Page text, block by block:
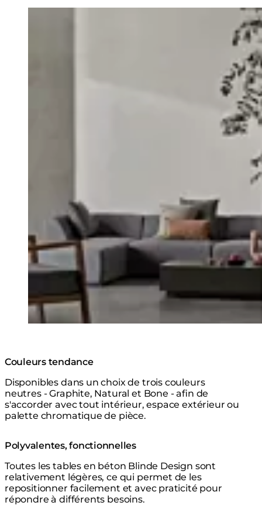
Couleurs tendance
Disponibles dans un choix de trois couleurs
neutres - Graphite, Natural et Bone - afin de
s'accorder avec tout intérieur, espace extérieur ou
palette chromatique de pièce.
Polyvalentes, fonctionnelles
Toutes les tables en béton Blinde Design sont
relativement légères, ce qui permet de les
repositionner facilement et avec praticité pour
répondre à différents besoins.